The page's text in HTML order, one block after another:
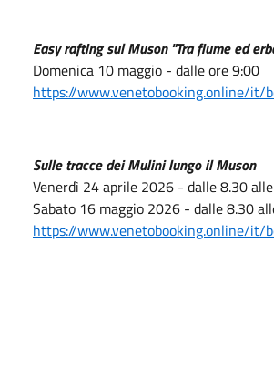
Easy rafting sul Muson "Tra fiume ed
Domenica 10 maggio - dalle ore 9:00
https://www.venetobooking.online/it/
Sulle tracce dei Mulini lungo il Muson
Venerdì 24 aprile 2026 - dalle 8.30
Sabato 16 maggio 2026 - dalle 8.30
https://www.venetobooking.online/it/